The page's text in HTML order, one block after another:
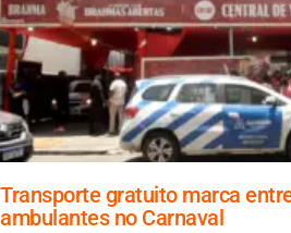
Transporte gratuito marca
ambulantes no Carnaval